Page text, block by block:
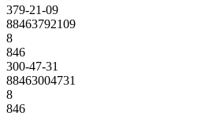
379-21-09
88463792109
8
846
300-47-31
88463004731
8
846